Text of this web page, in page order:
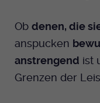
Ob denen, die
anspucken
anstrengend ist
Grenzen der